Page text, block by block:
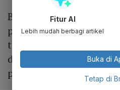
Bank sentral juga
partisipasi asing dalam
teknologi QRIS. Hal ini
dengan syarat transfer
penggunaan server lokal.
Fitur AI
Lebih mudah berbagi artikel
Buka di
Tetap di